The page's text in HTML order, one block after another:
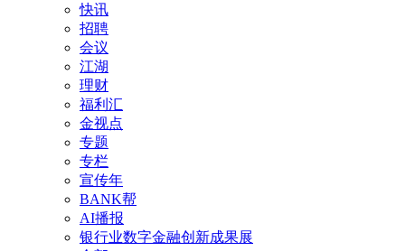
快讯
招聘
会议
江湖
理财
福利汇
金视点
专题
专栏
宣传年
BANK帮
AI播报
银行业数字金融创新成果展